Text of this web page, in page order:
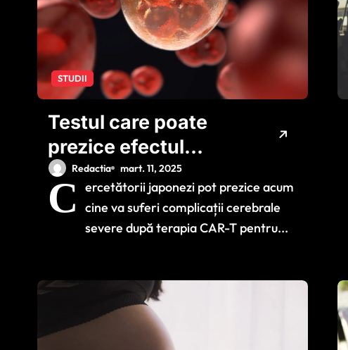
STUDII
Testul care poate
prezice efectul
secundar periculos
al imunoterapiei
pentru cancer
Redactia mart. 11, 2025
C
ercetătorii japonezi pot prezice acum
cine va suferi complicații cerebrale
severe după terapia CAR-T pentru...